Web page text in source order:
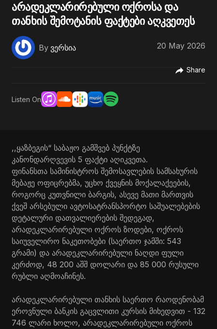
არადეკლარირებული ოქროსა და
თანხის შემოტანის ფაქტები აღკვეთეს
By ვერსია 20 May 2026
Share
Listen On
,,ყაზბეგის“ საბაჟო გამშვებ პუნქტზე
კანონდარღვევის 5 ფაქტი აღიკვეთა.
ფინანსთა სამინისტროს შემოსავლების სამსახურის
მებაჟე ოფიცრებმა, უცხო ქვეყნის მოქალაქეების,
როგორც კუთვნილი ბარგის, ასევე მათი მართვის
ქვეშ არსებული ავტოსატრანსპორტო საშუალებების
დეტალური დათვალიერების შედეგად,
არადეკლარირებული ოქროს ზოდები, ოქროს
საიუველირო ნაკეთობები (საერთო ჯამში: 543
გრამი) და არადეკლარირებული ნაღდი ფული
კერძოდ, 48 200 აშშ დოლარი და 85 000 რუსული
რუბლი აღმოაჩინეს.
არადეკლარირებული თანხის საერთო რაოდენობამ
ეროვნული ბანკის გაცვლითი კურსის მიხედვით - 132
746 ლარი ხოლო, არადეკლარირებული ოქროს